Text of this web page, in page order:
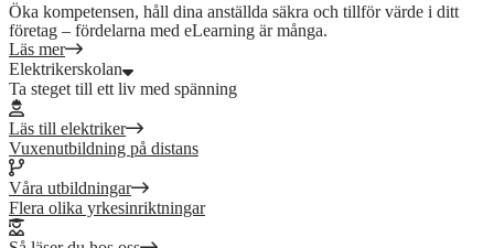
Öka kompetensen, håll dina anställda säkra och tillför värde i ditt
företag – fördelarna med eLearning är många.
Läs mer
Elektrikerskolan
Ta steget till ett liv med spänning
Läs till elektriker
Vuxenutbildning på distans
Våra utbildningar
Flera olika yrkesinriktningar